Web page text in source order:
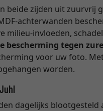
beide zijden uit zuurvrij
achterwanden
milieu-invloeden,
bescherming tegen
voor uw foto.
worden.
dagelijks